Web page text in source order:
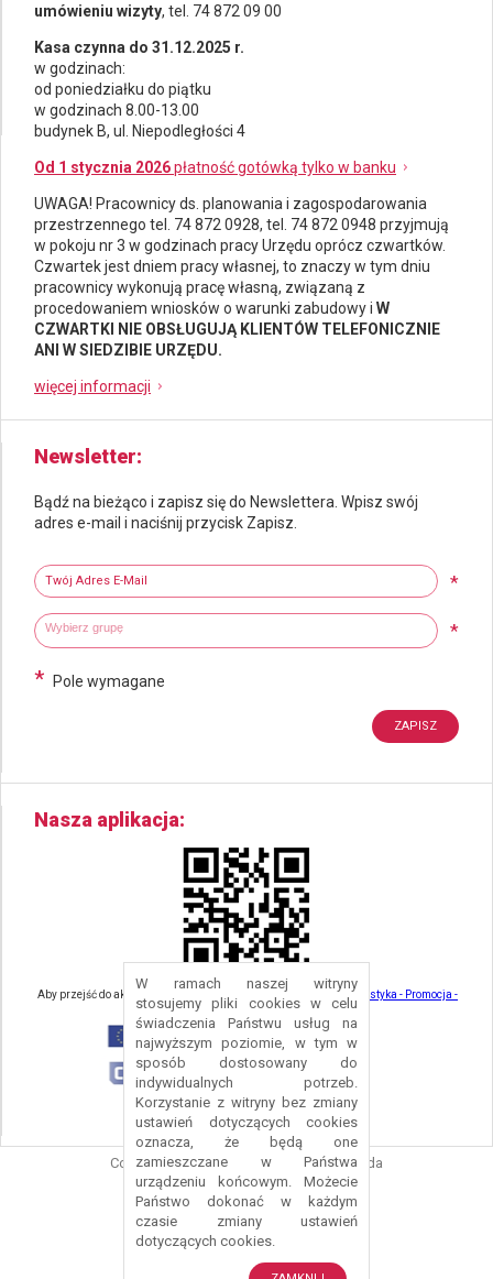
W ramach naszej witryny
stosujemy pliki cookies w celu
świadczenia Państwu usług na
najwyższym poziomie, w tym w
sposób dostosowany do
indywidualnych potrzeb.
Korzystanie z witryny bez zmiany
ustawień dotyczących cookies
oznacza, że będą one
zamieszczane w Państwa
urządzeniu końcowym. Możecie
Państwo dokonać w każdym
czasie zmiany ustawień
dotyczących cookies.
umówieniu wizyty, tel. 74 872 09 00
Kasa czynna do 31.12.2025 r.
w godzinach:
od poniedziałku do piątku
w godzinach 8.00-13.00
budynek B, ul. Niepodległości 4
Od 1 stycznia 2026płatność gotówką tylko w banku
UWAGA! Pracownicy ds. planowania i zagospodarowania
przestrzennego tel. 74 872 0928, tel. 74 872 0948 przyjmują
w pokoju nr 3 w godzinach pracy Urzędu oprócz czwartków.
Czwartek jest dniem pracy własnej, to znaczy w tym dniu
pracownicy wykonują pracę własną, związaną z
procedowaniem wniosków o warunki zabudowy i W
CZWARTKI NIE OBSŁUGUJĄ KLIENTÓW TELEFONICZNIE
ANI W SIEDZIBIE URZĘDU.
więcej informacji
Newsletter
Bądź na bieżąco i zapisz się do Newslettera. Wpisz swój
adres e-mail i naciśnij przycisk Zapisz.
Twój adres e-mail
*
Wybierz grupy tematyczne *
Wpisz wyszukiwaną fraze
* Pole wymagane
Nasza aplikacja
Aby przejść do aktualności związanych z turystyką - kliknij tu:
Turystyka - Promocja -
Strefa Turysty - Gmina Nowa Ruda
Copyright © 2016 Urząd Gminy Nowa Ruda
Projekt i wykonanie:Logonet Sp. z o.o.